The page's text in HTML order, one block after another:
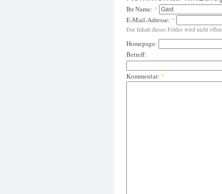
Ihr Name: *
E-Mail-Adresse: *
Der Inhalt dieses Feldes wird nicht
Homepage:
Betreff:
Kommentar: *